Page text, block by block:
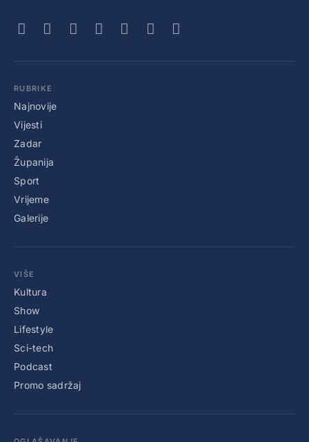
RUBRIKE
Najnovije
Vijesti
Zadar
Županija
Sport
Vrijeme
Galerije
VIŠE
Kultura
Show
Lifestyle
Sci-tech
Podcast
Promo sadržaj